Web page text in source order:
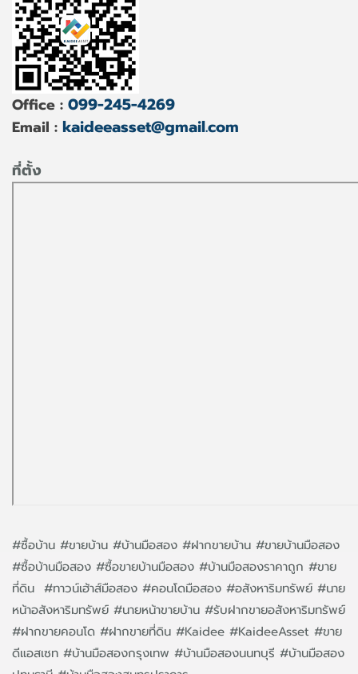
Office : 099-245-4269
Email : kaideeasset@gmail.com
ที่ตั้ง
#ซื้อบ้าน #ขายบ้าน #บ้านมือสอง #ฝากขายบ้าน #ขายบ้านมือสอง
#ซื้อบ้านมือสอง #ซื้อขายบ้านมือสอง #บ้านมือสองราคาถูก #ขาย
ที่ดิน #ทาวน์เฮ้าส์มือสอง #คอนโดมือสอง #อสังหาริมทรัพย์ #นาย
หน้าอสังหาริมทรัพย์ #นายหน้าขายบ้าน #รับฝากขายอสังหาริมทรัพย์
#ฝากขายคอนโด #ฝากขายที่ดิน #Kaidee #KaideeAsset #ขาย
ดีแอสเซท #บ้านมือสองกรุงเทพ #บ้านมือสองนนทบุรี #บ้านมือสอง